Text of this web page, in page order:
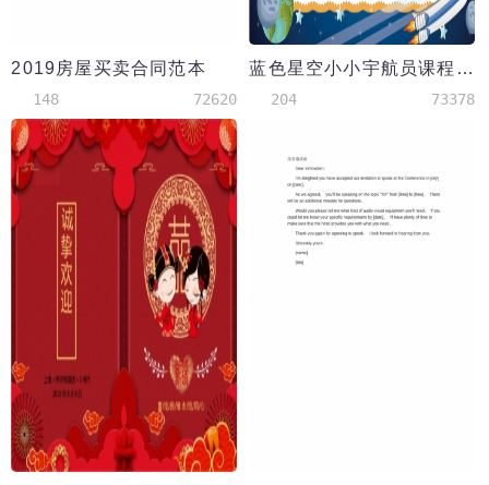
2019房屋买卖合同范本
148 72620
蓝色星空小小宇航员课程表word模板
204 73378